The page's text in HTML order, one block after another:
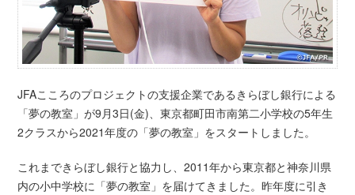
JFAこころのプロジェクトの支援企業であるきらぼし銀行による
「夢の教室」が9月3日(金)、東京都町田市南第二小学校の5年生
2クラスから2021年度の「夢の教室」をスタートしました。
これまできらぼし銀行と協力し、2011年から東京都と神奈川県
内の小中学校に「夢の教室」を届けてきました。昨年度に引き